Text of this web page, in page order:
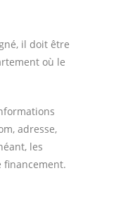
il doit être
où le
adresse,
les
financement.